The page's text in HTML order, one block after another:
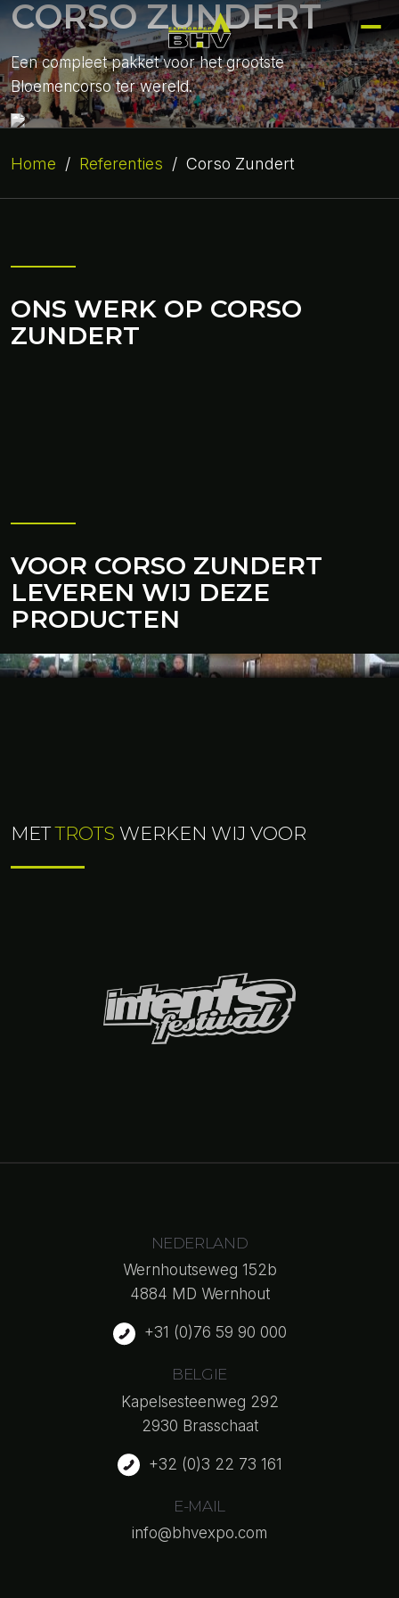
CORSO ZUNDERT
Een compleet pakket voor het grootste
Bloemencorso ter wereld.
Home / Referenties / Corso Zundert
ONS WERK OP CORSO
ZUNDERT
VOOR CORSO ZUNDERT
LEVEREN WIJ DEZE
PRODUCTEN
BARTENT
METTROTS WERKEN WIJ VOOR
NEDERLAND
Wernhoutseweg 152b
4884 MD Wernhout
+31 (0)76 59 90 000
BELGIE
Kapelsesteenweg 292
2930 Brasschaat
+32 (0)3 22 73 161
E-MAIL
info@bhvexpo.com